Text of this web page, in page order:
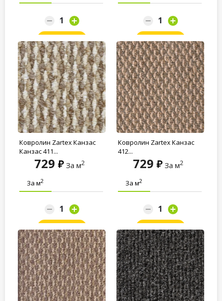
Ковролин Zartex Канзас
Канзас 411...
729 За м2
За м2
Ковролин Zartex Канзас
412...
729 За м2
За м2